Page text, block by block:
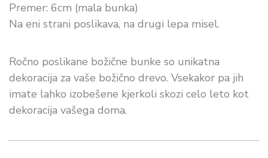
Premer: 6cm (mala bunka)
Na eni strani poslikava, na drugi lepa misel.
Ročno poslikane božične bunke so unikatna
dekoracija za vaše božično drevo. Vsekakor pa jih
imate lahko izobešene kjerkoli skozi celo leto kot
dekoracija vašega doma.